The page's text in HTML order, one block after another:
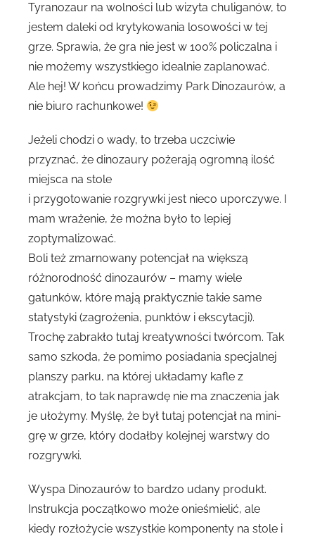
Tyranozaur na wolności lub wizyta chuliganów, to
jestem daleki od krytykowania losowości w tej
grze. Sprawia, że gra nie jest w 100% policzalna i
nie możemy wszystkiego idealnie zaplanować.
Ale hej! W końcu prowadzimy Park Dinozaurów, a
nie biuro rachunkowe!
Jeżeli chodzi o wady, to trzeba uczciwie
przyznać, że dinozaury pożerają ogromną ilość
miejsca na stole
i przygotowanie rozgrywki jest nieco uporczywe. I
mam wrażenie, że można było to lepiej
zoptymalizować.
Boli też zmarnowany potencjał na większą
różnorodność dinozaurów – mamy wiele
gatunków, które mają praktycznie takie same
statystyki (zagrożenia, punktów i ekscytacji).
Trochę zabrakło tutaj kreatywności twórcom. Tak
samo szkoda, że pomimo posiadania specjalnej
planszy parku, na której układamy kafle z
atrakcjam, to tak naprawdę nie ma znaczenia jak
je ułożymy. Myślę, że był tutaj potencjał na mini-
grę w grze, który dodałby kolejnej warstwy do
rozgrywki.
Wyspa Dinozaurów to bardzo udany produkt.
Instrukcja początkowo może onieśmielić, ale
kiedy rozłożycie wszystkie komponenty na stole i